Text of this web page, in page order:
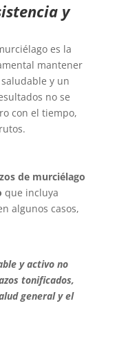
y
es la
mantener
y un
no se
con el tiempo,
de murciélago
que incluya
algunos casos,
y activo no
tonificados,
general y el